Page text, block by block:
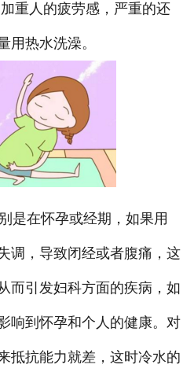
重人的疲劳感，严重的还
用热水洗澡。
是在怀孕或经期，如果用
调，导致闭经或者腹痛，这
而引发妇科方面的疾病，如
响到怀孕和个人的健康。对
抵抗能力就差，这时冷水的